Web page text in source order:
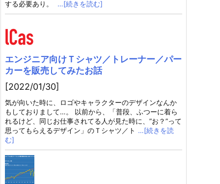
する必要あり。
…[続きを読む]
エンジニア向けＴシャツ／トレーナー／パー
カーを販売してみたお話
[2022/01/30]
気が向いた時に、ロゴやキャラクターのデザインなんか
もしておりまして…。 以前から、「普段、ふつーに着ら
れるけど、同じお仕事されてる人が見た時に、”お？”って
思ってもらえるデザイン」のＴシャツ／ト …[続きを読
む]